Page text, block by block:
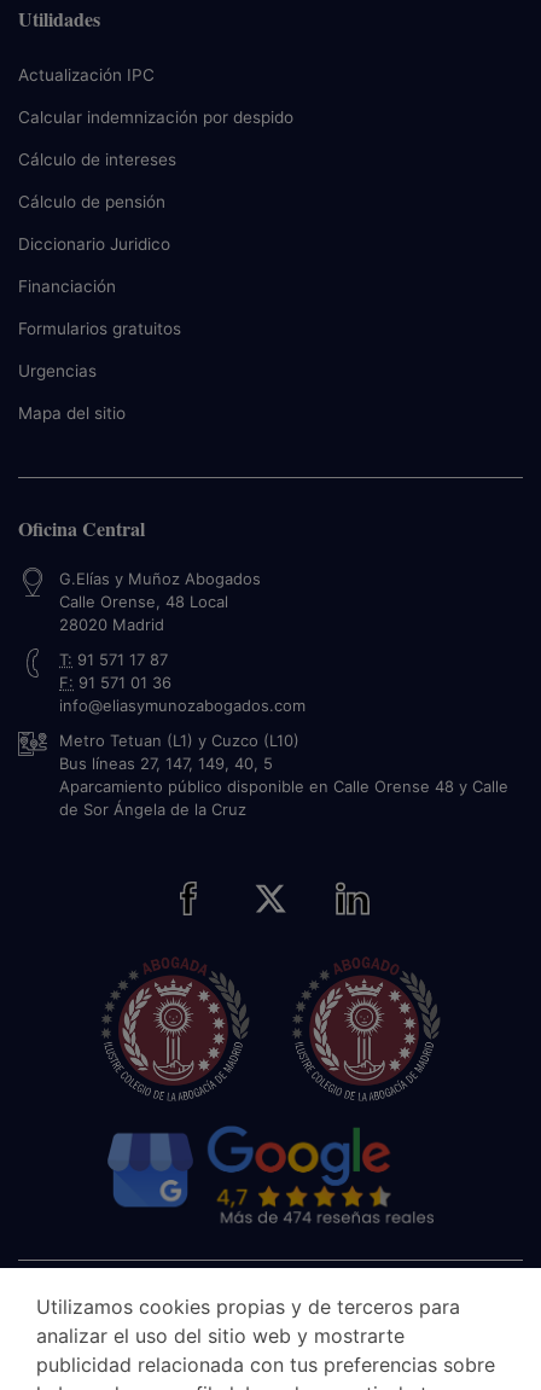
Utilidades
Actualización IPC
Calcular indemnización por despido
Cálculo de intereses
Cálculo de pensión
Diccionario Juridico
Financiación
Formularios gratuitos
Urgencias
Mapa del sitio
Oficina Central
G.Elías y Muñoz Abogados
Calle Orense, 48 Local
28020 Madrid
T: 91 571 17 87
F: 91 571 01 36
info@eliasymunozabogados.com
Metro Tetuan (L1) y Cuzco (L10)
Bus líneas 27, 147, 149, 40, 5
Aparcamiento público disponible en Calle Orense 48 y Calle
de Sor Ángela de la Cruz
Utilizamos cookies propias y de terceros para
analizar el uso del sitio web y mostrarte
publicidad relacionada con tus preferencias sobre